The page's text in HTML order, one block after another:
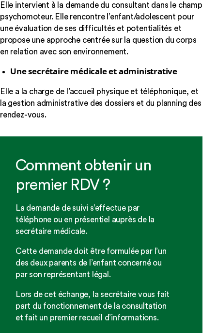
Elle intervient à la demande du consultant dans le champ
psychomoteur. Elle rencontre l’enfant/adolescent pour
une évaluation de ses difficultés et potentialités et
propose une approche centrée sur la question du corps
en relation avec son environnement.
Une secrétaire médicale et administrative
Elle a la charge de l’accueil physique et téléphonique, et
la gestion administrative des dossiers et du planning des
rendez-vous.
Comment obtenir un
premier RDV ?
La demande de suivi s’effectue par
téléphone ou en présentiel auprès de la
secrétaire médicale.
Cette demande doit être formulée par l’un
des deux parents de l’enfant concerné ou
par son représentant légal.
Lors de cet échange, la secrétaire vous fait
part du fonctionnement de la consultation
et fait un premier recueil d’informations.